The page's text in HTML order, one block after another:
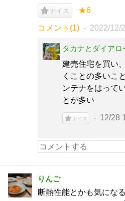
ナイス ★6
コメント(1) 2022/12/
タカナとダイアロ
建売住宅を買い
くことの多いこ
ンテナをはって
とが多い
ナイス 12/28
りんご
断熱性能とかも気にな